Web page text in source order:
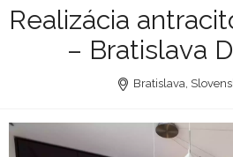
Realizácia
– Bratislava
Bratislava,